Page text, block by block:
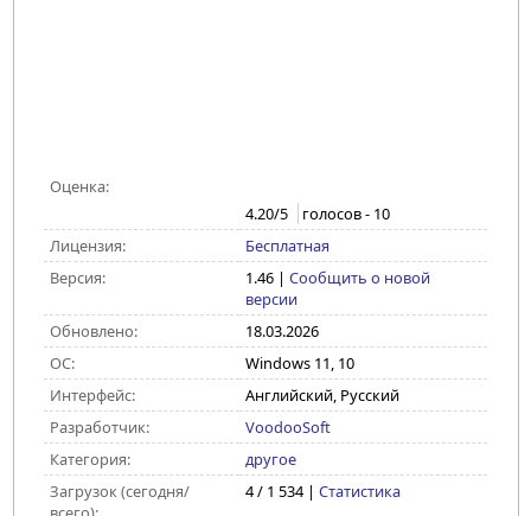
Оценка:
4.20/5 голосов - 10
Лицензия:
Бесплатная
Версия:
1.46| Сообщить о новой
версии
Обновлено:
18.03.2026
ОС:
Windows 11, 10
Интерфейс:
Английский, Русский
Разработчик:
VoodooSoft
Категория:
другое
Загрузок (сегодня/
4 / 1 534 | Статистика